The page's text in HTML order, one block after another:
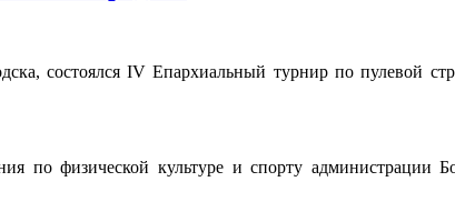
состоялся IV Епархиальный турнир по пулевой
по физической культуре и спорту администрации